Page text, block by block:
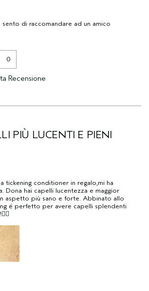
sento di raccomandare ad un amico
0
Recensione
PIÙ LUCENTI E PIENI
tickening conditioner in regalo,mi ha
Dona hai capelli lucentezza e maggior
aspetto più sano e forte. Abbinato allo
é perfetto per avere capelli splendenti